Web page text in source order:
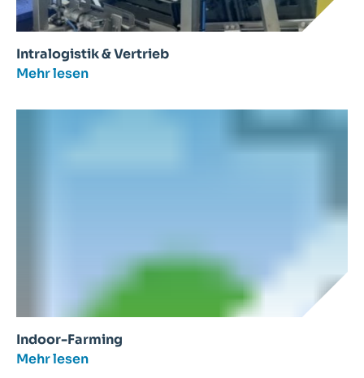
Intralogistik & Vertrieb
Mehr lesen
Indoor-Farming
Mehr lesen